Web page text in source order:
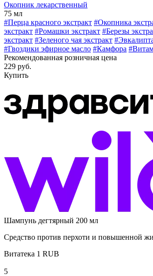
Окопник лекарственный
75 мл
#Перца красного экстракт #Окопника
экстракт #Ромашки экстракт #Березы
экстракт #Зеленого чая экстракт
#Гвоздики эфирное масло #Камфора
Рекомендованная розничная цена
229 руб.
Купить
Шампунь дегтярный 200 мл
Средство против перхоти и повышенной
Витатека 1 RUB
5